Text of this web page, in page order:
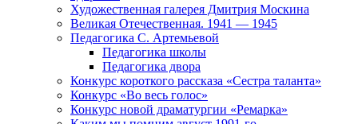
Художественная галерея Дмитрия Москина
Великая Отечественная. 1941 — 1945
Педагогика С. Артемьевой
Педагогика школы
Педагогика двора
Конкурс короткого рассказа «Сестра таланта»
Конкурс «Во весь голос»
Конкурс новой драматургии «Ремарка»